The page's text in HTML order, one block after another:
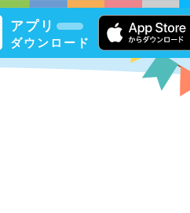
アプリ
ダウンロード